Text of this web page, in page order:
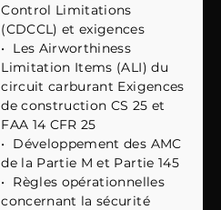
Control Limitations
(CDCCL) et exigences
•
Les Airworthiness
Limitation Items (ALI) du
circuit carburant Exigences
de construction CS 25 et
FAA 14 CFR 25
•
Développement des AMC
de la Partie M et Partie 145
•
Règles opérationnelles
concernant la sécurité